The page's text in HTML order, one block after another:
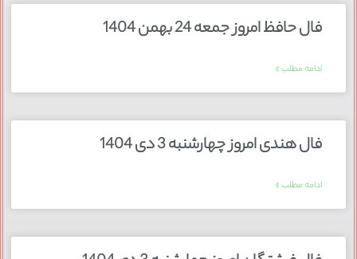
فال حافظ امروز جمعه 24 بهمن 1404
ادامه مطلب »
فال هندی امروز چهارشنبه 3 دی 1404
ادامه مطلب »